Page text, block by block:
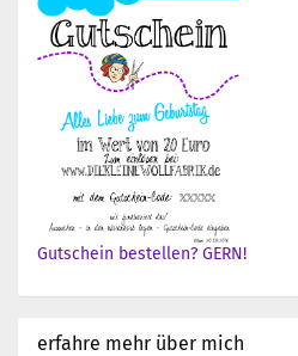
Gutschein bestellen? GERN!
erfahre mehr über mich